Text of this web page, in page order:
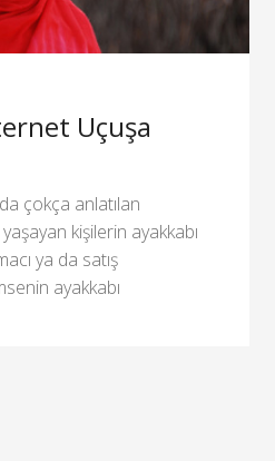
Uçuşa
çokça anlatılan
kişilerin ayakkabı
ya da satış
ayakkabı